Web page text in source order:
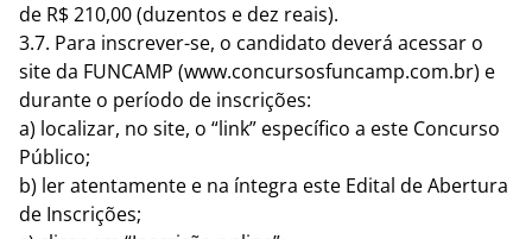
de R$ 210,00 (duzentos e dez reais).
3.7. Para inscrever-se, o candidato deverá acessar o
site da FUNCAMP (www.concursosfuncamp.com.br) e
durante o período de inscrições:
a) localizar, no site, o “link” específico a este Concurso
Público;
b) ler atentamente e na íntegra este Edital de Abertura
de Inscrições;